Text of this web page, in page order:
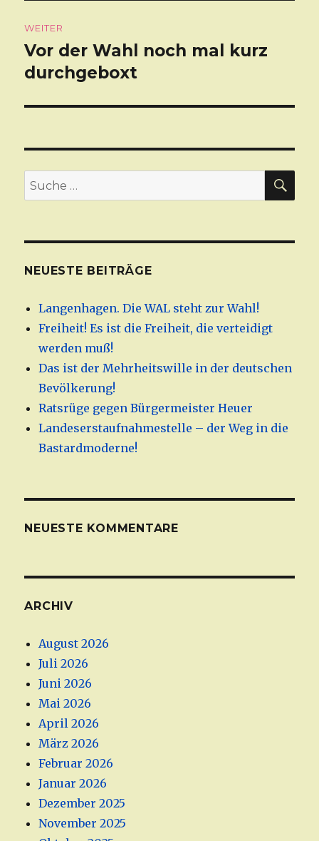
WEITER
Nächster
Beitrag:
Vor der Wahl noch mal kurz
durchgeboxt
Suche
nach:
NEUESTE BEITRÄGE
Langenhagen. Die WAL steht zur Wahl!
Freiheit! Es ist die Freiheit, die verteidigt
werden muß!
Das ist der Mehrheitswille in der deutschen
Bevölkerung!
Ratsrüge gegen Bürgermeister Heuer
Landeserstaufnahmestelle – der Weg in die
Bastardmoderne!
NEUESTE KOMMENTARE
ARCHIV
August 2026
Juli 2026
Juni 2026
Mai 2026
April 2026
März 2026
Februar 2026
Januar 2026
Dezember 2025
November 2025